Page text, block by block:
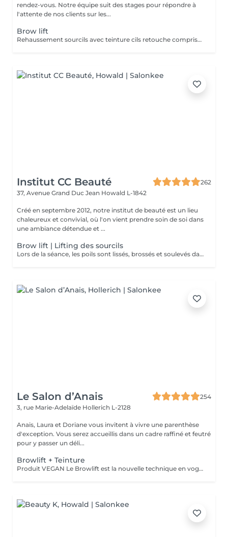
rendez-vous. Notre équipe suit des stages pour répondre à
l'attente de nos clients sur les...
Brow lift
Rehaussement sourcils avec teinture cils retouche comprise dans le prix
Institut CC Beauté
262
37, Avenue Grand Duc Jean Howald L-1842
Créé en septembre 2012, notre institut de beauté est un lieu
chaleureux et convivial, où l'on vient prendre soin de soi dans
une ambiance détendue et ...
Brow lift | Lifting des sourcils
Lors de la séance, les poils sont lissés, brossés et soulevés dans la forme souhaitée. Ils sont ensuite fixés à l'aide d'une lotion spéciale. Cette technique conviendra à celles qui rêvent d'épaissir leurs sourcils mais aussi de couvrir de petits espaces, de petits trous et d'obtenir un look naturel, tout en légèreté. Les sourcils ne sont pas figés et restent malléables. Il est donc possible de les peigner vers le haut ou sur le côté selon le look souhaité. * Un soin à appliquer à domicile vous sera offert lors de la prestation *
Le Salon d’Anais
254
3, rue Marie-Adelaïde Hollerich L-2128
Anais, Laura et Doriane vous invitent à vivre une parenthèse
d'exception. Vous serez accueillis dans un cadre raffiné et feutré
pour y passer un déli...
Browlift + Teinture
Produit VEGAN Le Browlift est la nouvelle technique en vogue pour restructurer vos sourcils qui permet de les épaissir et les rehausser tout en fixant leur mouvement pour un résultat qui dure environ 6 semaines. Ils paraissent plus fournis et volumineux et la teinture va accentuer la forme et intensifier la couleur. Le Browlift ouvre votre regard et le met en valeur.